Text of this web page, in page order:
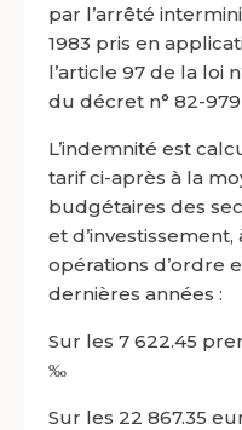
par l’arrêté
1983 pris en
l’article 97 de la loi
du décret n° 82-
L’indemnité est
tarif ci-après à la
budgétaires des
et d’investissement,
opérations d’ordre
dernières années :
Sur les 7 622.45
‰
Sur les 22 867.35